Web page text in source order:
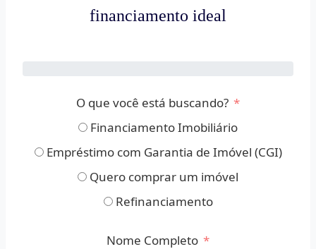
financiamento ideal
O que você está buscando?
Financiamento Imobiliário
Empréstimo com Garantia de Imóvel (CGI)
Quero comprar um imóvel
Refinanciamento
Nome Completo